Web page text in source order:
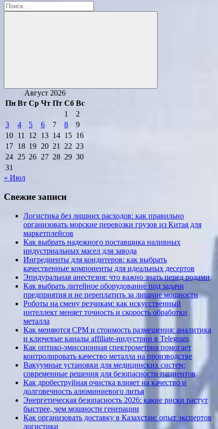
Поиск
для:
Поиск
Август 2026
Пн Вт Ср Чт Пт Сб Вс
1
2
3
4 5 6 7 8
9
10 11 12 13 14 15 16
17 18 19 20 21 22 23
24 25 26 27 28 29 30
31
« Июл
Свежие записи
Логистика без лишних расходов: как правильно
организовать морские перевозки грузов из Китая для
маркетплейсов
Как выбрать надежного поставщика наливных
индустриальных масел для завода
Ингредиенты для кондитеров: как выбрать
качественные компоненты для идеальных десертов
Эпидуральная анестезия: что важно знать перед родами
Как выбрать литейное оборудование под задачи
предприятия и не переплатить за лишние мощности
Роботы на смену резчикам: как искусственный
интеллект меняет точность и скорость обработки
металла
Как меняются CPM и стоимость размещения: аналитика
и ключевые каналы affiliate-индустрии в Telegram
Как оптико-эмиссионная спектрометрия помогает
контролировать качество металла на производстве
Вакуумные установки для медицинских систем:
современные решения для безопасности пациентов
Как дробеструйная очистка влияет на качество и
долговечность алюминиевого литья
Энергетическая безопасность 2026: какие риски растут
быстрее, чем мощности генерации
Как организовать доставку в Казахстан: опыт экспертов
логистики